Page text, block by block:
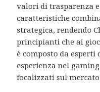
valori di trasparenza e
caratteristiche
strategica, rendendo
principianti che ai
è composto da esperti
esperienza nel
focalizzati sul